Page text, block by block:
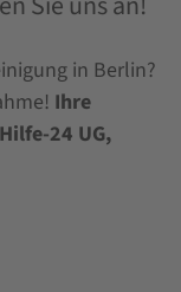
in Berlin?
Ihre
24 UG,